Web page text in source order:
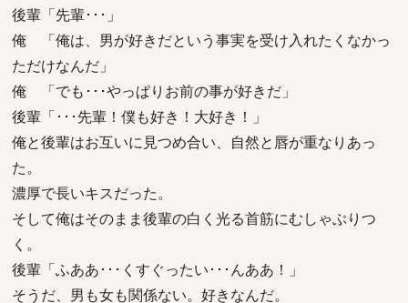
後輩「先輩･･･」
俺 「俺は、男が好きだという事実を受け入れたくなかっ
ただけなんだ」
俺 「でも･･･やっぱりお前の事が好きだ」
後輩「･･･先輩！僕も好き！大好き！」
俺と後輩はお互いに見つめ合い、自然と唇が重なりあっ
た。
濃厚で長いキスだった。
そして俺はそのまま後輩の白く光る首筋にむしゃぶりつ
く。
後輩「ふああ･･･くすぐったい･･･んああ！」
そうだ、男も女も関係ない。好きなんだ。